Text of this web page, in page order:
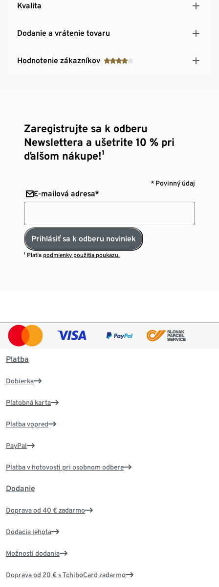
Kvalita
Dodanie a vrátenie tovaru
Hodnotenie zákazníkov
Zaregistrujte sa k odberu
Newslettera a ušetrite 10 % pri
ďalšom nákupe!¹
* Povinný údaj
E-mailová adresa*
Prihlásiť sa k odberu noviniek
¹ Platia podmienky použitia poukazu.
Platba
Dobierka
Platobná karta
Platba vopred
PayPal
Platba v hotovosti pri osobnom odbere
Dodanie
Doprava od 40 € zadarmo
Dodacia lehota
Možnosti dodania
Doprava od 20 € s TchiboCard zadarmo